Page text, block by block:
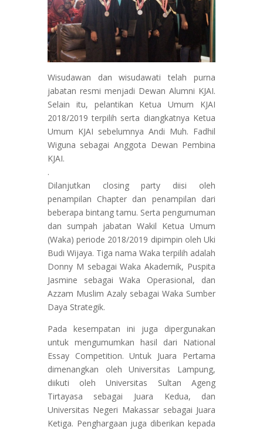
Wisudawan dan wisudawati telah purna
jabatan resmi menjadi Dewan Alumni KJAI.
Selain itu, pelantikan Ketua Umum KJAI
2018/2019 terpilih serta diangkatnya Ketua
Umum KJAI sebelumnya Andi Muh. Fadhil
Wiguna sebagai Anggota Dewan Pembina
KJAI.
.
Dilanjutkan closing party diisi oleh
penampilan Chapter dan penampilan dari
beberapa bintang tamu. Serta pengumuman
dan sumpah jabatan Wakil Ketua Umum
(Waka) periode 2018/2019 dipimpin oleh Uki
Budi Wijaya. Tiga nama Waka terpilih adalah
Donny M sebagai Waka Akademik, Puspita
Jasmine sebagai Waka Operasional, dan
Azzam Muslim Azaly sebagai Waka Sumber
Daya Strategik.
Pada kesempatan ini juga dipergunakan
untuk mengumumkan hasil dari National
Essay Competition. Untuk Juara Pertama
dimenangkan oleh Universitas Lampung,
diikuti oleh Universitas Sultan Ageng
Tirtayasa sebagai Juara Kedua, dan
Universitas Negeri Makassar sebagai Juara
Ketiga. Penghargaan juga diberikan kepada